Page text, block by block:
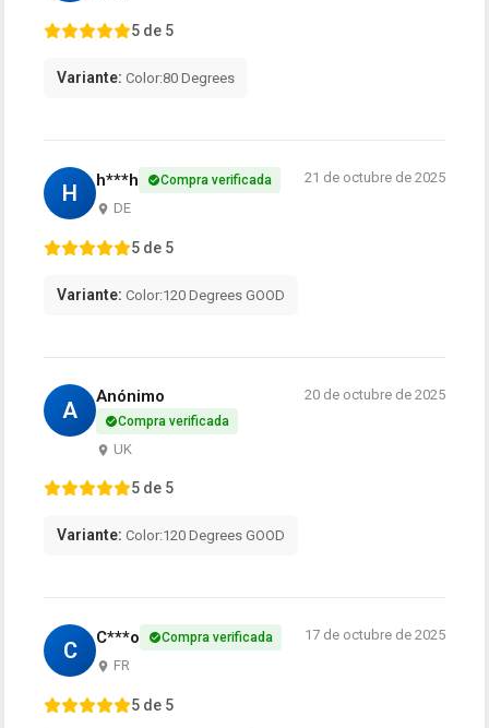
5 de 5
Variante: Color:80 Degrees
H h***h Compra verificada
DE
21 de octubre de 2025
5 de 5
Variante: Color:120 Degrees GOOD
A
Anónimo
Compra verificada
UK
20 de octubre de 2025
5 de 5
Variante: Color:120 Degrees GOOD
C C***o Compra verificada
FR
17 de octubre de 2025
5 de 5